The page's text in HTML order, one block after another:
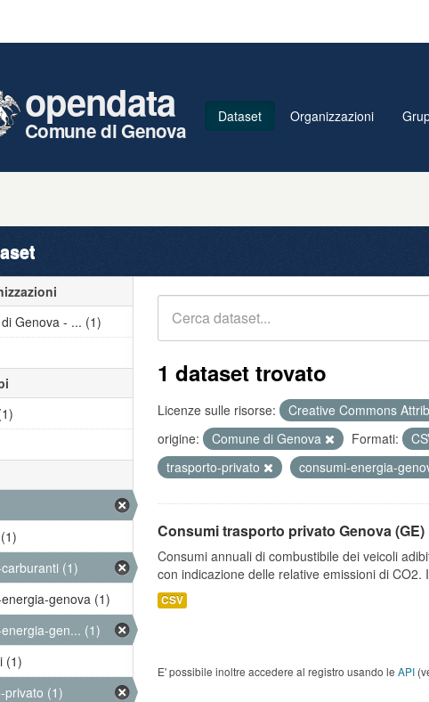
opendata
Comune di Genova
Dataset Organizzazioni
1 dataset trovato
Licenze sulle risorse: Creative Commons
origine:
Comune di Genova Formati:
trasporto-privato
consumi-energia-
Consumi trasporto privato Genova (GE)
Consumi annuali di combustibile dei veicoli
con indicazione delle relative emissioni di CO2.
CSV
E' possibile inoltre accedere al registro usando le API
Genova - ... (1)
(1)
genova (1)
gen... (1)
(1)
privato (1)